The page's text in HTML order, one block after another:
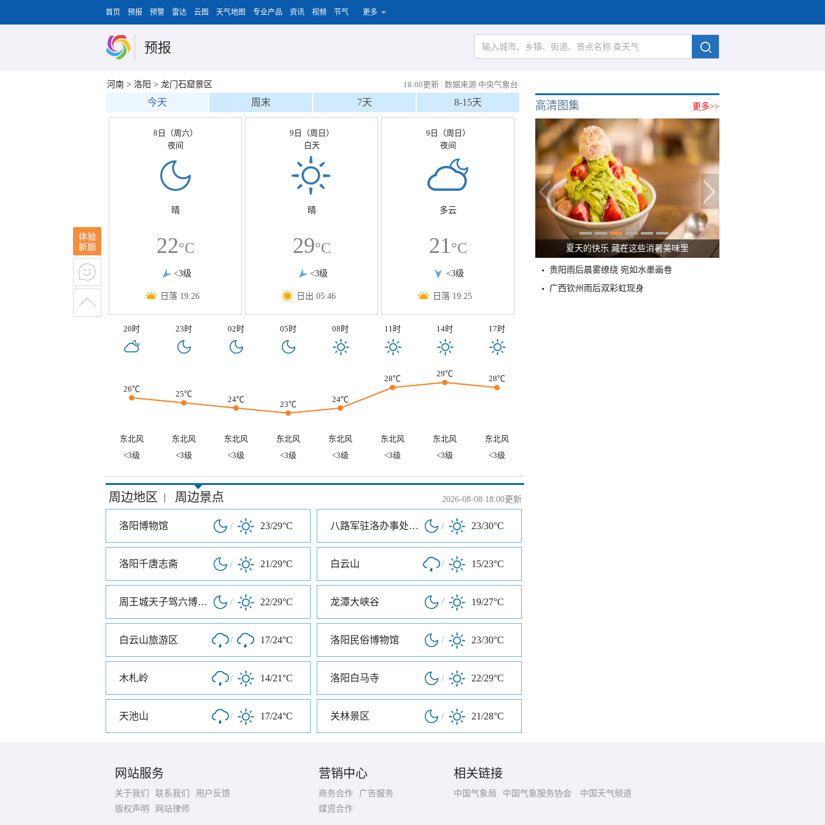
首页 预报 预警 雷达 云图 天气地图 专业产品 资讯 视频 节气 更多
预报
河南 > 洛阳 > 龙门石窟景区 18:00更新 | 数据来源 中央气象台
今天 周末 7天 8-15天
8日（周六）
夜间
晴
22°C
<3级
日落 19:26
9日（周日）
白天
晴
29°C
<3级
日出 05:46
9日（周日）
夜间
多云
21°C
<3级
日落 19:25
20时 23时 02时 05时 08时 11时 14时 17时
26℃
25℃
24℃
23℃
24℃
28℃
29℃
28℃
东北风 东北风 东北风 东北风 东北风 东北风 东北风
东北风
<3级
<3级 <3级 <3级 <3级 <3级 <3级 <3级
周边地区 | 周边景点 2026-08-08 18:00更新
洛阳博物馆 / 23/29°C 八路军驻洛办事处纪念馆 / 23/30°C
洛阳千唐志斋 / 21/29°C 白云山 / 15/23°C
周王城天子驾六博物馆 / 22/29°C 龙潭大峡谷 / 19/27°C
白云山旅游区 / 17/24°C 洛阳民俗博物馆 / 23/30°C
木札岭 / 14/21°C 洛阳白马寺 / 22/29°C
天池山 / 17/24°C 关林景区 / 21/28°C
更多>>
高清图集
夏天的快乐 藏在这些消暑美味里
贵阳雨后晨雾缭绕 宛如水墨画卷
广西钦州雨后双彩虹现身
网站服务
关于我们 联系我们
用户反馈
版权声明
网站律师
营销中心
商务合作
广告服务
媒资合作
相关链接
中国气象局 中国气象服务协会 中国天气频道